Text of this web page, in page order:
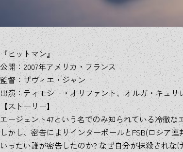
『ヒットマン』
公開：2007年アメリカ・フランス
監督：ザヴィエ・ジャン
出演：ティモシー・オリファント、オルガ・キュリ
【ストーリー】
エージェント47という名でのみ知られている冷徹
しかし、密告によりインターポールとFSB(ロシア
いったい誰が密告したのか? なぜ自分が抹殺され